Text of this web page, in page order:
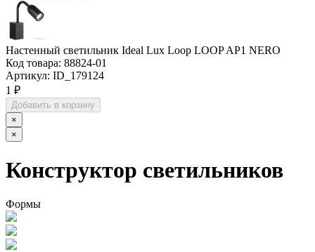
Настенный светильник Ideal Lux Loop LOOP AP1 NERO
Код товара: 88824-01
Артикул: ID_179124
1 ₽
Добавить в корзину
×
×
Конструктор светильников
Формы